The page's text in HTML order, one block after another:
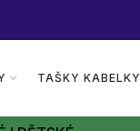
TAŠKY KABELKY